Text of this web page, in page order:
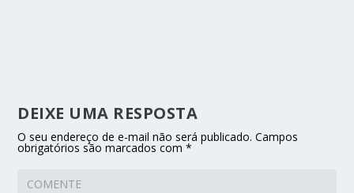
DEIXE UMA RESPOSTA
O seu endereço de e-mail não será publicado. Campos
obrigatórios são marcados com*